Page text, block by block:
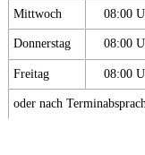
Mittwoch 08:00
Donnerstag 08:00
Freitag 08:00
oder nach